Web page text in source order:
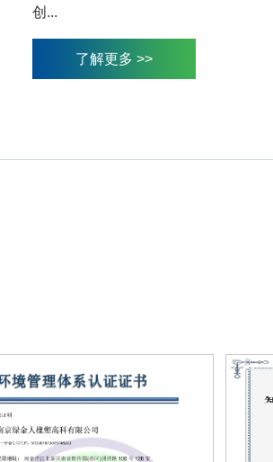
创...
了解更多 >>